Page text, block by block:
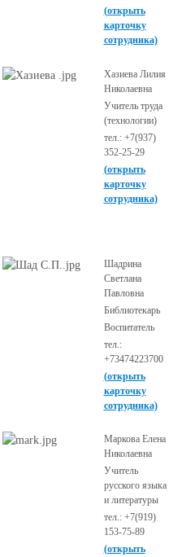
(открыть
карточку
сотрудника)
Хазиева Лилия
Николаевна
Учитель труда
(технологии)
тел.: +7(937)
352-25-29
(открыть
карточку
сотрудника)
Шадрина
Светлана
Павловна
Библиотекарь
Воспитатель
тел.:
+73474223700
(открыть
карточку
сотрудника)
Маркова Елена
Николаевна
Учитель
русского языка
и литературы
тел.: +7(919)
153-75-89
(открыть